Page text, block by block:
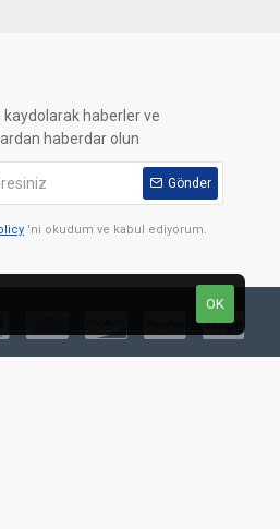
haberler ve
haberdar olun
Gönder
'ni okudum ve kabul ediyorum.
OK